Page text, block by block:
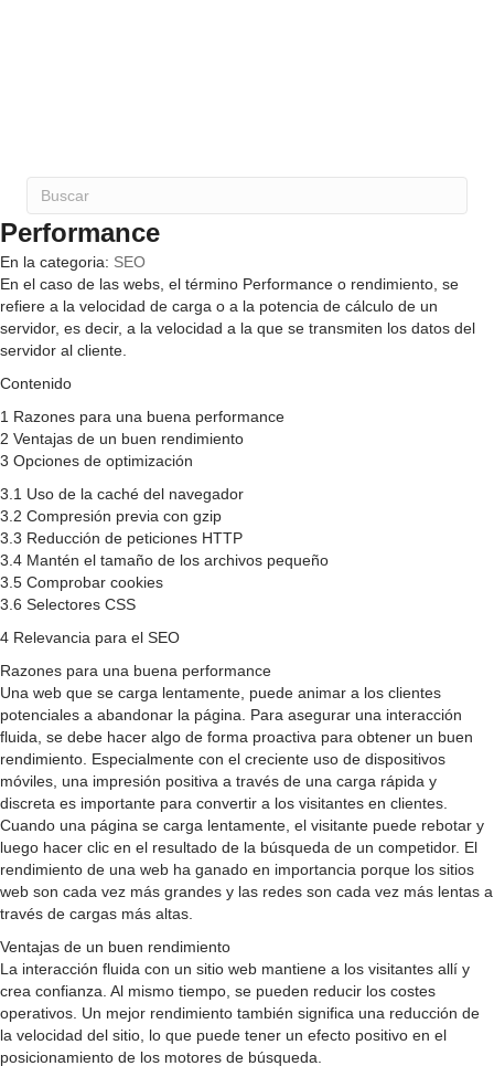
Performance
En la categoria: SEO
En el caso de las webs, el término Performance o rendimiento, se
refiere a la velocidad de carga o a la potencia de cálculo de un
servidor, es decir, a la velocidad a la que se transmiten los datos del
servidor al cliente.
Contenido
1 Razones para una buena performance
2 Ventajas de un buen rendimiento
3 Opciones de optimización
3.1 Uso de la caché del navegador
3.2 Compresión previa con gzip
3.3 Reducción de peticiones HTTP
3.4 Mantén el tamaño de los archivos pequeño
3.5 Comprobar cookies
3.6 Selectores CSS
4 Relevancia para el SEO
Razones para una buena performance
Una web que se carga lentamente, puede animar a los clientes
potenciales a abandonar la página. Para asegurar una interacción
fluida, se debe hacer algo de forma proactiva para obtener un buen
rendimiento. Especialmente con el creciente uso de dispositivos
móviles, una impresión positiva a través de una carga rápida y
discreta es importante para convertir a los visitantes en clientes.
Cuando una página se carga lentamente, el visitante puede rebotar y
luego hacer clic en el resultado de la búsqueda de un competidor. El
rendimiento de una web ha ganado en importancia porque los sitios
web son cada vez más grandes y las redes son cada vez más lentas a
través de cargas más altas.
Ventajas de un buen rendimiento
La interacción fluida con un sitio web mantiene a los visitantes allí y
crea confianza. Al mismo tiempo, se pueden reducir los costes
operativos. Un mejor rendimiento también significa una reducción de
la velocidad del sitio, lo que puede tener un efecto positivo en el
posicionamiento de los motores de búsqueda.